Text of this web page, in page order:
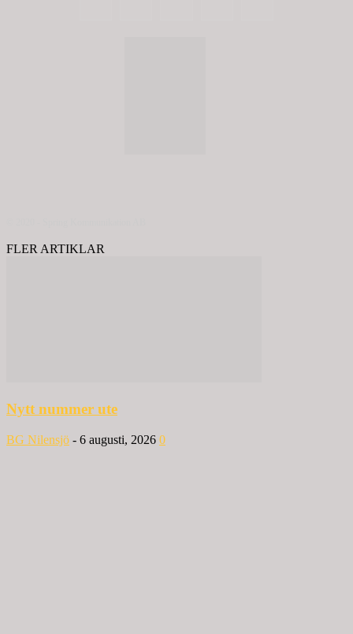
FLER ARTIKLAR
Nytt nummer ute
BG Nilensjö - 6 augusti, 2026 0